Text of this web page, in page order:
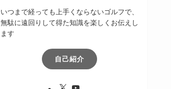
いつまで経っても上手くならないゴルフで、
無駄に遠回りして得た知識を楽しくお伝えし
ます
自己紹介